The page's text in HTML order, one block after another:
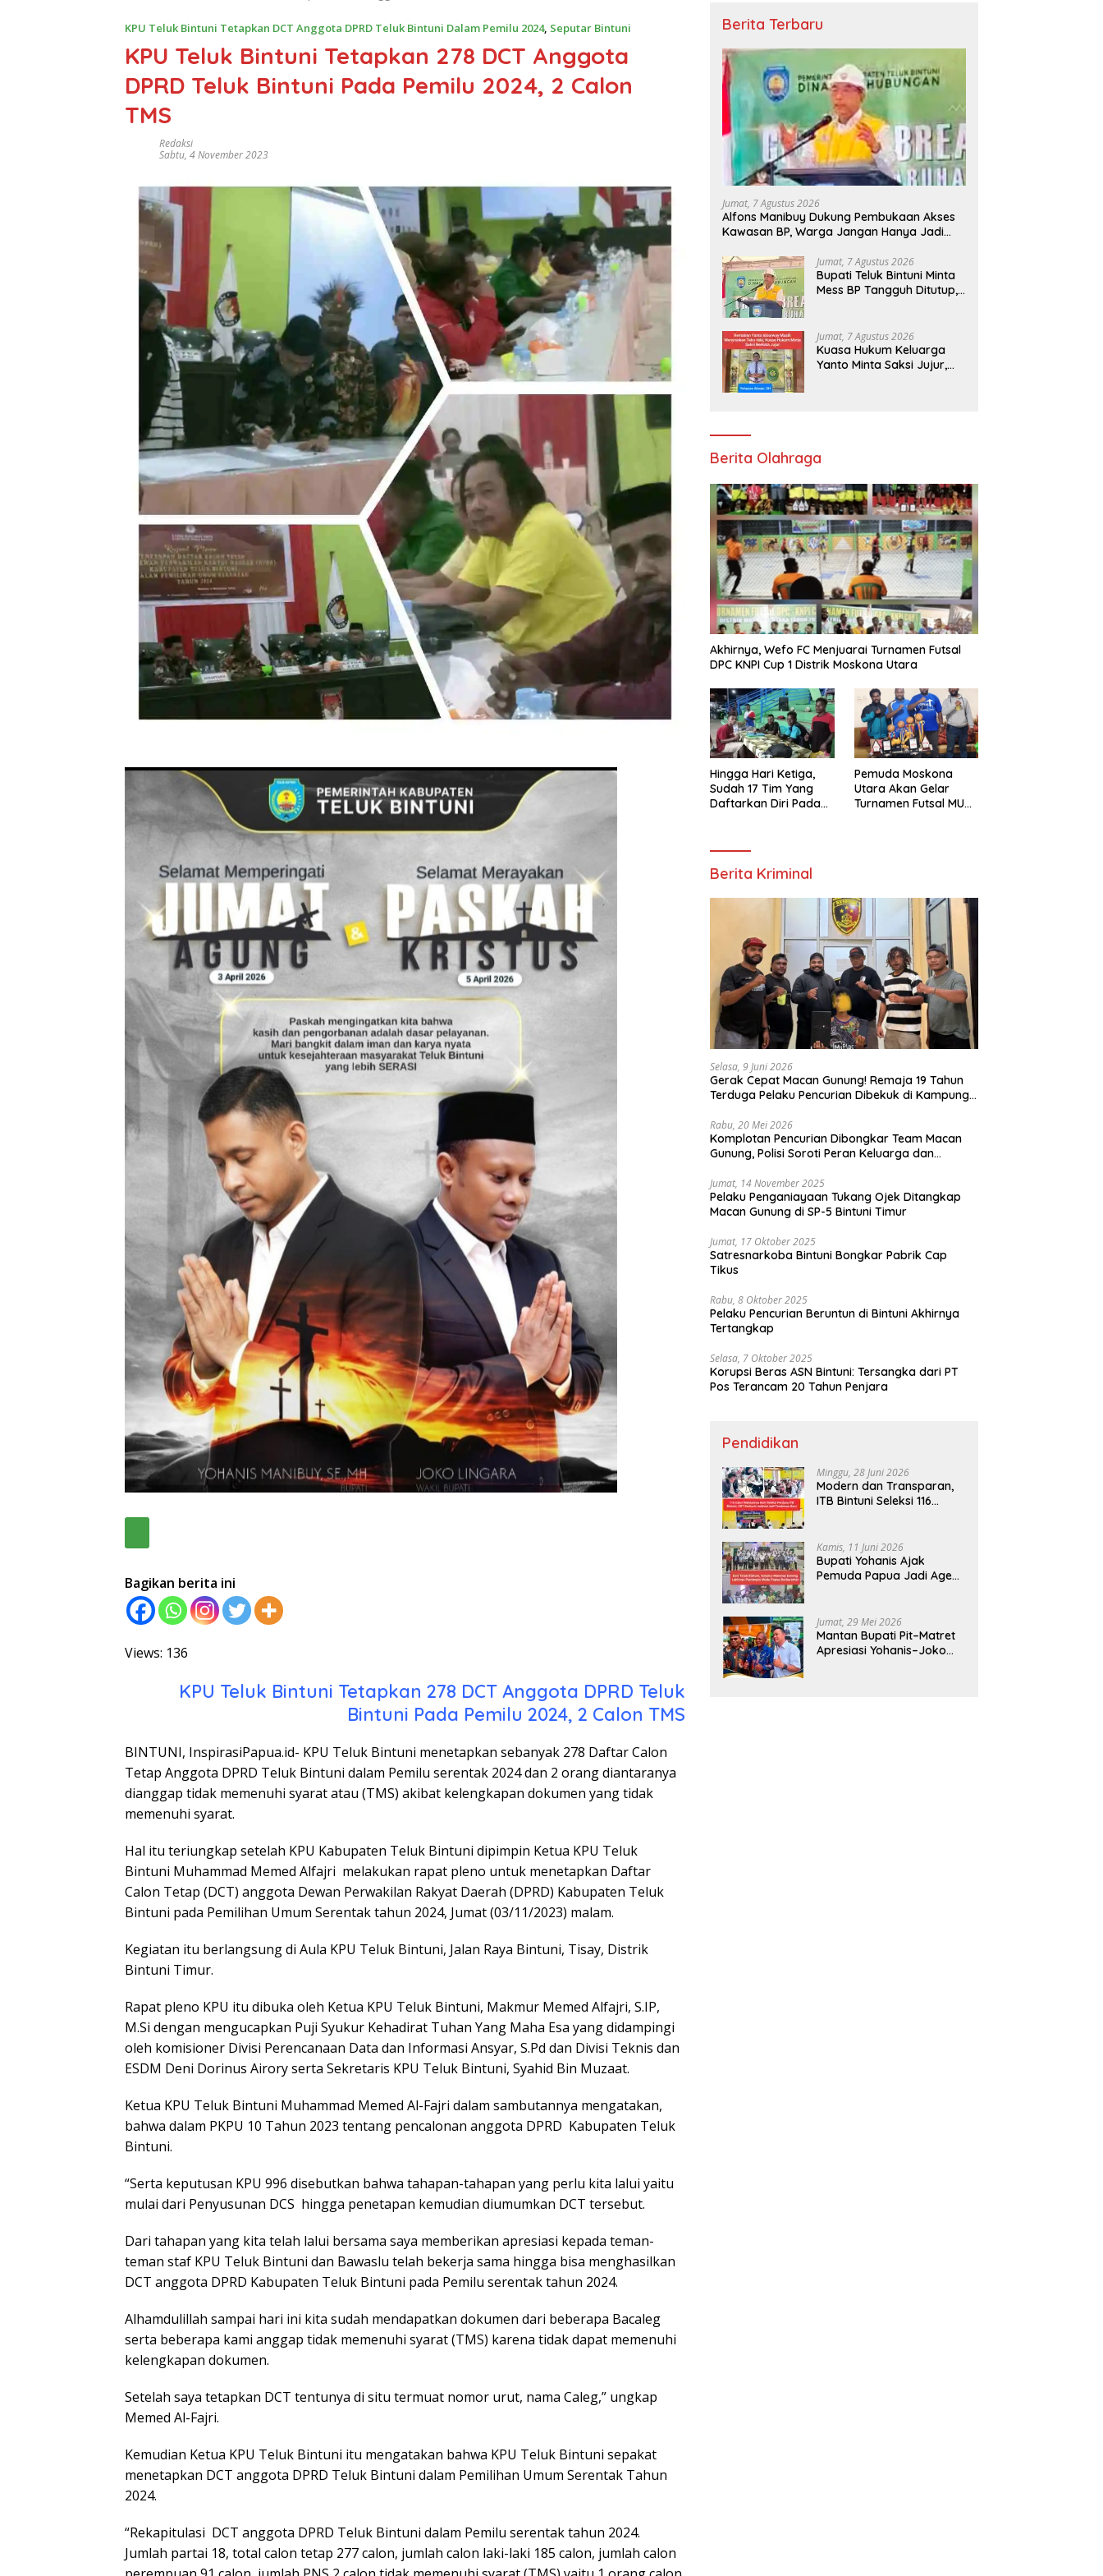
KPU Teluk Bintuni Tetapkan DCT Anggota DPRD Teluk Bintuni Dalam Pemilu 2024, Seputar Bintuni
KPU Teluk Bintuni Tetapkan 278 DCT Anggota
DPRD Teluk Bintuni Pada Pemilu 2024, 2 Calon
TMS
Redaksi
Sabtu, 4 November 2023
Bagikan berita ini
Views: 136
KPU Teluk Bintuni Tetapkan 278 DCT Anggota DPRD Teluk
Bintuni Pada Pemilu 2024, 2 Calon TMS
BINTUNI, InspirasiPapua.id- KPU Teluk Bintuni menetapkan sebanyak 278 Daftar Calon
Tetap Anggota DPRD Teluk Bintuni dalam Pemilu serentak 2024 dan 2 orang diantaranya
dianggap tidak memenuhi syarat atau (TMS) akibat kelengkapan dokumen yang tidak
memenuhi syarat.
Hal itu teriungkap setelah KPU Kabupaten Teluk Bintuni dipimpin Ketua KPU Teluk
Bintuni Muhammad Memed Alfajri melakukan rapat pleno untuk menetapkan Daftar
Calon Tetap (DCT) anggota Dewan Perwakilan Rakyat Daerah (DPRD) Kabupaten Teluk
Bintuni pada Pemilihan Umum Serentak tahun 2024, Jumat (03/11/2023) malam.
Kegiatan itu berlangsung di Aula KPU Teluk Bintuni, Jalan Raya Bintuni, Tisay, Distrik
Bintuni Timur.
Rapat pleno KPU itu dibuka oleh Ketua KPU Teluk Bintuni, Makmur Memed Alfajri, S.IP,
M.Si dengan mengucapkan Puji Syukur Kehadirat Tuhan Yang Maha Esa yang didampingi
oleh komisioner Divisi Perencanaan Data dan Informasi Ansyar, S.Pd dan Divisi Teknis dan
ESDM Deni Dorinus Airory serta Sekretaris KPU Teluk Bintuni, Syahid Bin Muzaat.
Ketua KPU Teluk Bintuni Muhammad Memed Al-Fajri dalam sambutannya mengatakan,
bahwa dalam PKPU 10 Tahun 2023 tentang pencalonan anggota DPRD Kabupaten Teluk
Bintuni.
“Serta keputusan KPU 996 disebutkan bahwa tahapan-tahapan yang perlu kita lalui yaitu
mulai dari Penyusunan DCS hingga penetapan kemudian diumumkan DCT tersebut.
Dari tahapan yang kita telah lalui bersama saya memberikan apresiasi kepada teman-
teman staf KPU Teluk Bintuni dan Bawaslu telah bekerja sama hingga bisa menghasilkan
DCT anggota DPRD Kabupaten Teluk Bintuni pada Pemilu serentak tahun 2024.
Alhamdulillah sampai hari ini kita sudah mendapatkan dokumen dari beberapa Bacaleg
serta beberapa kami anggap tidak memenuhi syarat (TMS) karena tidak dapat memenuhi
kelengkapan dokumen.
Setelah saya tetapkan DCT tentunya di situ termuat nomor urut, nama Caleg,” ungkap
Memed Al-Fajri.
Kemudian Ketua KPU Teluk Bintuni itu mengatakan bahwa KPU Teluk Bintuni sepakat
menetapkan DCT anggota DPRD Teluk Bintuni dalam Pemilihan Umum Serentak Tahun
2024.
“Rekapitulasi DCT anggota DPRD Teluk Bintuni dalam Pemilu serentak tahun 2024.
Jumlah partai 18, total calon tetap 277 calon, jumlah calon laki-laki 185 calon, jumlah calon
Berita Terbaru
Jumat, 7 Agustus 2026
Alfons Manibuy Dukung Pembukaan Akses
Kawasan BP, Warga Jangan Hanya Jadi
Jumat, 7 Agustus 2026
Bupati Teluk Bintuni Minta
Mess BP Tangguh Ditutup,
Jumat, 7 Agustus 2026
Kuasa Hukum Keluarga
Yanto Minta Saksi Jujur,
Berita Olahraga
Akhirnya, Wefo FC Menjuarai Turnamen Futsal
DPC KNPI Cup 1 Distrik Moskona Utara
Hingga Hari Ketiga,
Sudah 17 Tim Yang
Daftarkan Diri Pada
Teluk Bintuni
Pemuda Moskona
Utara Akan Gelar
Turnamen Futsal MU
Berita Kriminal
Selasa, 9 Juni 2026
Gerak Cepat Macan Gunung! Remaja 19 Tahun
Terduga Pelaku Pencurian Dibekuk di Kampung
Rabu, 20 Mei 2026
Komplotan Pencurian Dibongkar Team Macan
Gunung, Polisi Soroti Peran Keluarga dan
Jumat, 14 November 2025
Pelaku Penganiayaan Tukang Ojek Ditangkap
Macan Gunung di SP-5 Bintuni Timur
Jumat, 17 Oktober 2025
Satresnarkoba Bintuni Bongkar Pabrik Cap
Tikus
Rabu, 8 Oktober 2025
Pelaku Pencurian Beruntun di Bintuni Akhirnya
Tertangkap
Selasa, 7 Oktober 2025
Korupsi Beras ASN Bintuni: Tersangka dari PT
Pos Terancam 20 Tahun Penjara
Pendidikan
Minggu, 28 Juni 2026
Modern dan Transparan,
ITB Bintuni Seleksi 116
Kamis, 11 Juni 2026
Bupati Yohanis Ajak
Pemuda Papua Jadi Agen
Jumat, 29 Mei 2026
Mantan Bupati Pit–Matret
Apresiasi Yohanis–Joko